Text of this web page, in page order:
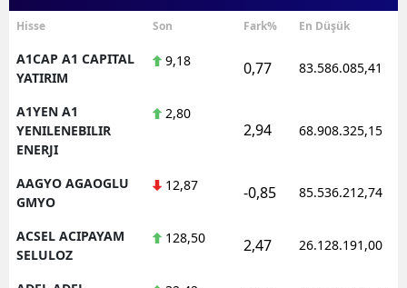
Hisse Son Fark% En Düşük
A1CAP A1 CAPITAL
YATIRIM
9,18 0,77 83.586.085,41
A1YEN A1
YENILENEBILIR
ENERJI
2,80
2,94 68.908.325,15
AAGYO AGAOGLU
GMYO
12,87 -0,85 85.536.212,74
ACSEL ACIPAYAM
SELULOZ
128,50 2,47 26.128.191,00